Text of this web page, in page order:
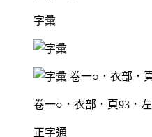
字彙
卷一○．衣部．頁93．左
正字通